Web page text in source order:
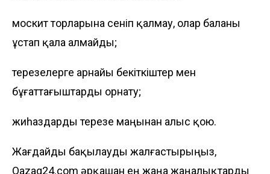
москит торларына сеніп қалмау, олар баланы
ұстап қала алмайды;
терезелерге арнайы бекіткіштер мен
бұғаттағыштарды орнату;
жиһаздарды терезе маңынан алыс қою.
Жағдайды бақылауды жалғастырыңыз,
Qazaq24.com әрқашан ең жаңа жаңалықтарды